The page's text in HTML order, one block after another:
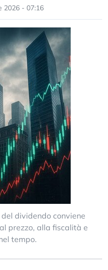
2026 - 07:16
dividendo conviene
prezzo, alla fiscalità e
tempo.